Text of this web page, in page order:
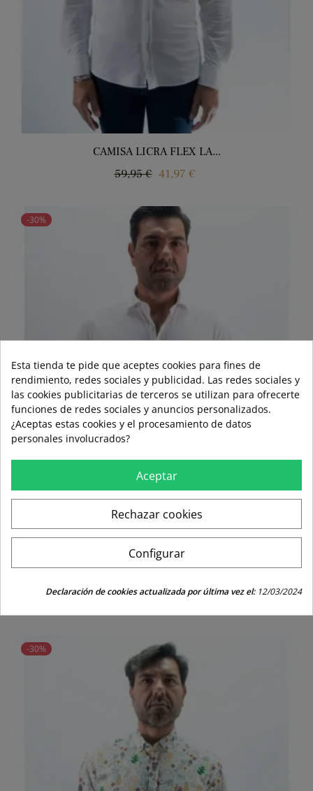
CAMISA LICRA FLEX LA...
Precio
59,95 € Precio
41,97 €
-30%
-30%
Esta tienda te pide que aceptes cookies para fines de
rendimiento, redes sociales y publicidad. Las redes sociales y
las cookies publicitarias de terceros se utilizan para ofrecerte
funciones de redes sociales y anuncios personalizados.
¿Aceptas estas cookies y el procesamiento de datos
personales involucrados?
Aceptar
Rechazar cookies
Configurar
Declaración de cookies actualizada por última vez el:12/03/2024